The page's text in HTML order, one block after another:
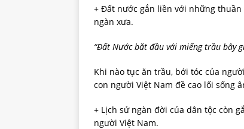
+ Đất nước gắn liền với những
ngàn xưa.
“Đất Nước bắt đầu với miếng trầu bây
Khi nào tục ăn trầu, bới tóc của
con người Việt Nam đề cao lối sống
+ Lịch sử ngàn đời của dân tộc còn
người Việt Nam.